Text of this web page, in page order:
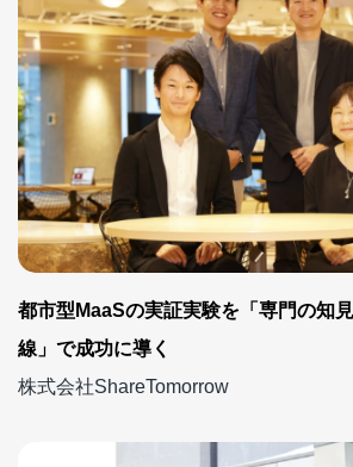
都市型MaaSの実証実験を「専門の知
線」で成功に導く
株式会社ShareTomorrow